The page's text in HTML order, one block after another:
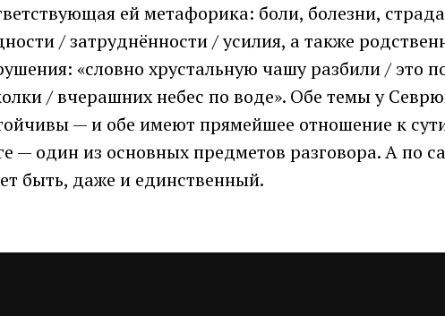
ей метафорика: боли, болезни,
/ затруднённости / усилия, а также
«словно хрустальную чашу разбили / это
/ вчерашних небес по воде». Обе темы у
— и обе имеют прямейшее отношение к
— один из основных предметов разговора. А по
быть, даже и единственный.